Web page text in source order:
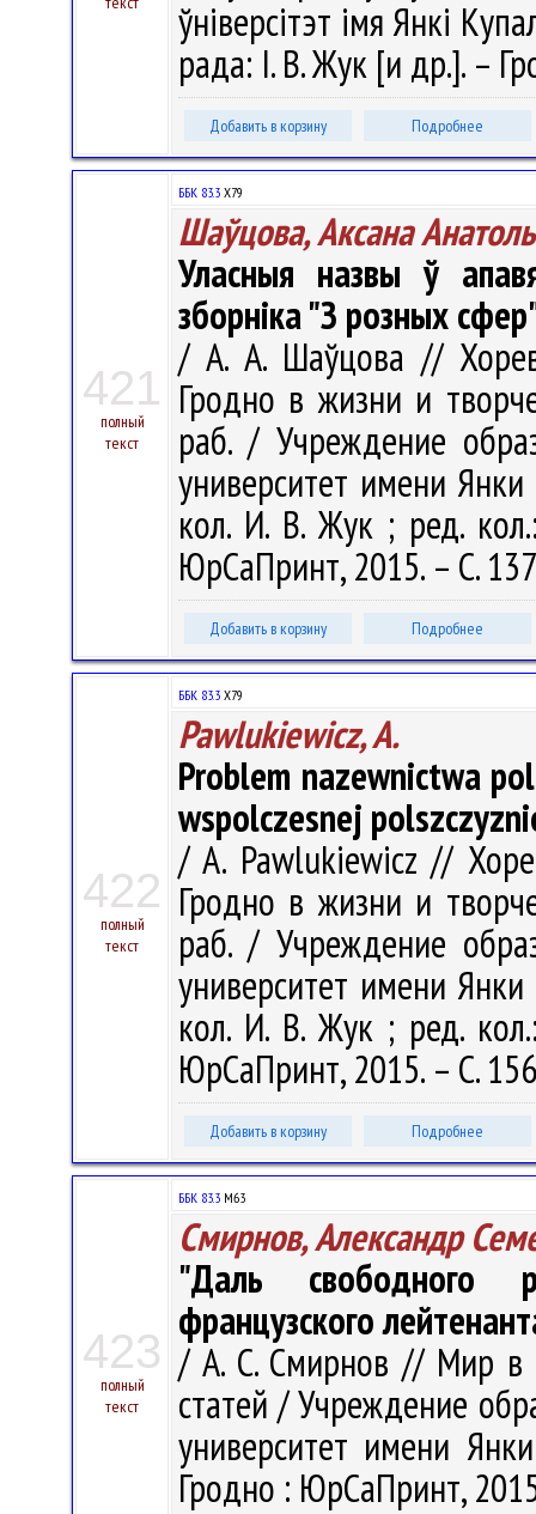
ўніверсітэт імя Янкі
рада: І. В. Жук [и др.]. –
Добавить в корзину Подробнее
421
полный
текст
ББК 83.3 Х79
Шаўцова, Аксана
Уласныя назвы ў
зборніка "З розных
/ А. А. Шаўцова //
Гродно в жизни и
раб. / Учреждение
университет имени
кол. И. В. Жук ; ред.
ЮрСаПринт, 2015. – С.
Добавить в корзину Подробнее
422
полный
текст
ББК 83.3 Х79
Pawlukiewicz, A.
Problem nazewnictwa
wspolczesnej
/ A. Pawlukiewicz //
Гродно в жизни и
раб. / Учреждение
университет имени
кол. И. В. Жук ; ред.
ЮрСаПринт, 2015. – С.
Добавить в корзину Подробнее
423
полный
текст
ББК 83.3 М63
Смирнов, Александр
"Даль свободного
французского
/ А. С. Смирнов // Мир в
статей / Учреждение
университет имени
Гродно : ЮрСаПринт,